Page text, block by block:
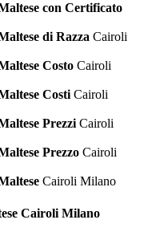
con Certificato
di Razza Cairoli
Costo Cairoli
Costi Cairoli
Prezzi Cairoli
Prezzo Cairoli
Cairoli Milano
Cairoli Milano